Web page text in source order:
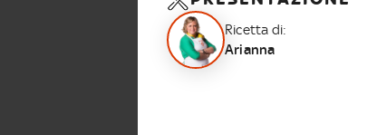
Ricetta di:
Arianna